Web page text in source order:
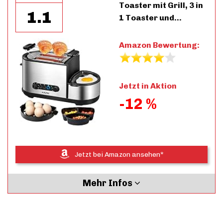
1.1
Toaster mit Grill, 3 in
1 Toaster und…
Amazon Bewertung:
Jetzt in Aktion
-12 %
Jetzt bei Amazon ansehen*
Mehr Infos